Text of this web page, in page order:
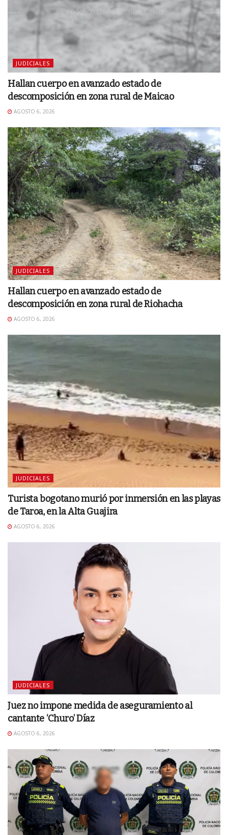
JUDICIALES
Hallan cuerpo en avanzado estado de
descomposición en zona rural de Maicao
AGOSTO 6, 2026
JUDICIALES
Hallan cuerpo en avanzado estado de
descomposición en zona rural de Riohacha
AGOSTO 6, 2026
JUDICIALES
Turista bogotano murió por inmersión en las playas
de Taroa, en la Alta Guajira
AGOSTO 6, 2026
JUDICIALES
Juez no impone medida de aseguramiento al
cantante ‘Churo’ Díaz
AGOSTO 6, 2026